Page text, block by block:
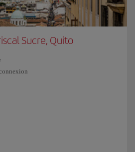
Sucre, Quito